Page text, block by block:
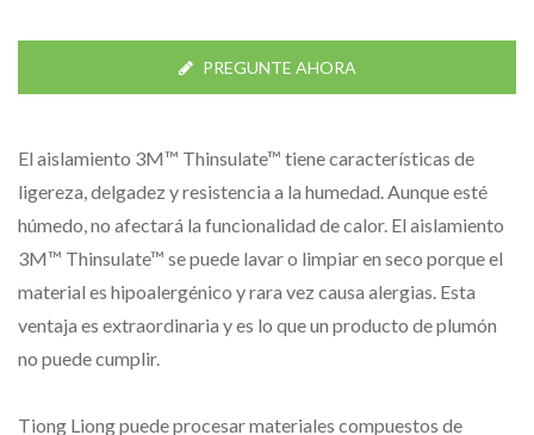
PREGUNTE AHORA
El aislamiento 3M™ Thinsulate™ tiene características de
ligereza, delgadez y resistencia a la humedad. Aunque esté
húmedo, no afectará la funcionalidad de calor. El aislamiento
3M™ Thinsulate™ se puede lavar o limpiar en seco porque el
material es hipoalergénico y rara vez causa alergias. Esta
ventaja es extraordinaria y es lo que un producto de plumón
no puede cumplir.
Tiong Liong puede procesar materiales compuestos de